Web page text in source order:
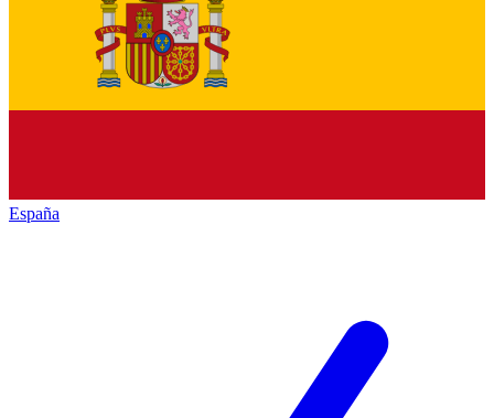
España